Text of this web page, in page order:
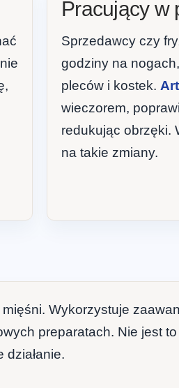
Pracujący w
Sprzedawcy czy
godziny na
pleców i kostek.
wieczorem,
redukując obrzęki.
na takie zmiany.
Wykorzystuje
preparatach. Nie jest to
działanie.